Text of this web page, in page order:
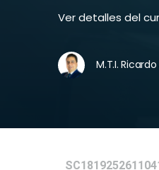
Ver detalles del
M.T.I.